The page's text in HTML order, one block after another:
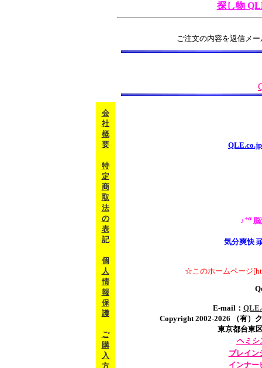
探し物
ご注文の内容を返信メ
会
社
概
要
特
定
商
取
法
の
表
記
個
人
情
報
保
護
ご
購
入
方
♪+α
気分爽快
☆このホームページ
E-mail：
Copyright 2002-2026 （有）
東京都台東
ヘミシ
ブレイン
インナー